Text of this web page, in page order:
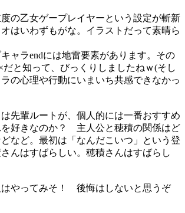
の乙女ゲープレイヤーという設定が斬新
はいわずもがな。イラストだって素晴ら
ャラendには地雷要素があります。その
と知って、びっくりしましたねｗ(そし
の心理や行動にいまいち共感できなかっ
先輩ルートが、個人的には一番おすすめ
を好きなのか？ 主人公と穂積の関係はど
など。最初は「なんだこいつ」という登
んはすばらしい。穂積さんはすばらし
はやってみそ！ 後悔はしないと思うぞ